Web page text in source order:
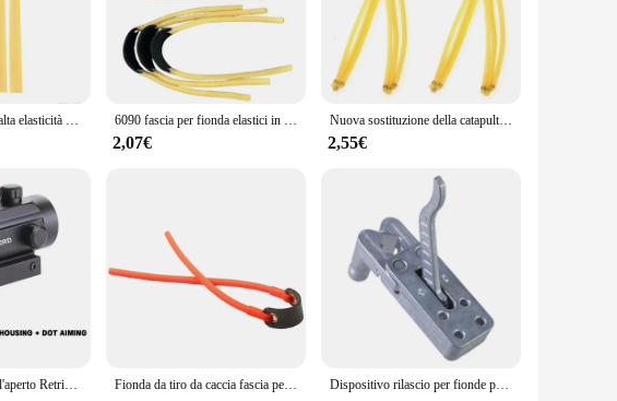
2/4/6 pezzi 2.0mm alta elasticità Slingsshot elastico addensato ad alta precisione lattice elastico fionda caccia accessori 6090 fascia per fionda elastici in lattice catapulta potente tasca da caccia sport all'aria aperta sostituzione elastica
2,07€
Nuova sostituzione della catapulta all'aperto potente striscia di elastico elasticità professionale Slingshot elastico accessori per la caccia
2,55€
Selvaggia Caccia all'aperto Retriever Croce Punto rosso Avvistamento Aiuto per tiro Telescopio Catapulta Fionda Mirini laser rossi Retriever Fionda da tiro da caccia fascia per tubo in gomma naturale in lattice elastico per fionda all'aperto Dispositivo rilascio per fionde portatili Trigger a catapulta Strumenti a catapulta